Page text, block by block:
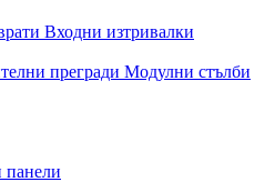
Входни изтривалки
прегради Модулни стълби
панели